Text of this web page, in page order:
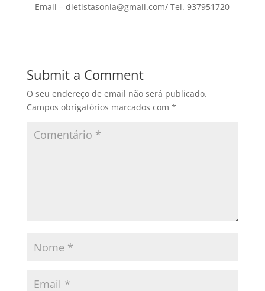
Email –dietistasonia@gmail.com/ Tel. 937951720
Submit a Comment
O seu endereço de email não será publicado.
Campos obrigatórios marcados com *